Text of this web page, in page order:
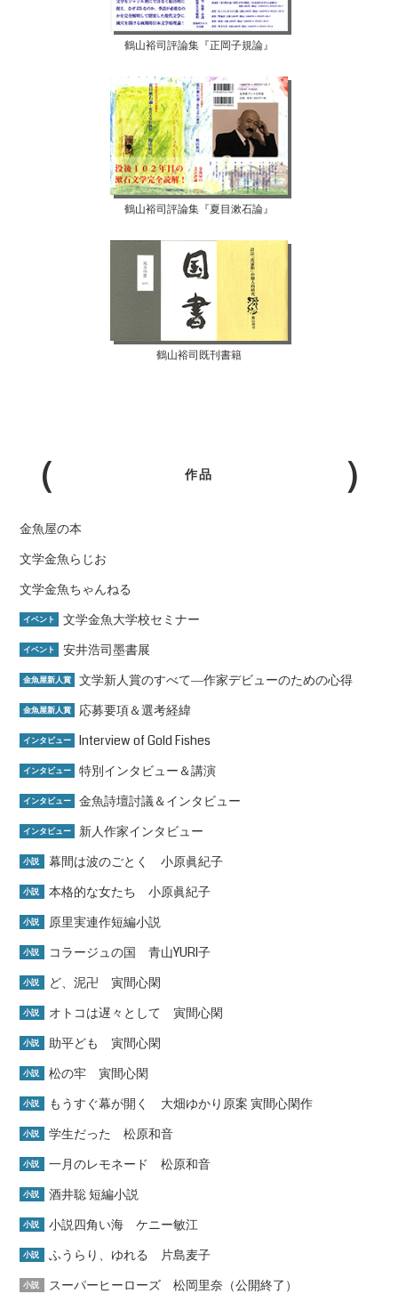
鶴山裕司評論集『正岡子規論』
鶴山裕司評論集『夏目漱石論』
鶴山裕司既刊書籍
作品
金魚屋の本
文学金魚らじお
文学金魚ちゃんねる
イベント 文学金魚大学校セミナー
イベント 安井浩司墨書展
金魚屋新人賞 文学新人賞のすべて―作家デビューのための心得
金魚屋新人賞 応募要項＆選考経緯
インタビュー Interview of Gold Fishes
インタビュー 特別インタビュー＆講演
インタビュー 金魚詩壇討議＆インタビュー
インタビュー 新人作家インタビュー
小説 幕間は波のごとく 小原眞紀子
小説 本格的な女たち 小原眞紀子
小説 原里実連作短編小説
小説 コラージュの国 青山YURI子
小説 ど、泥卍 寅間心閑
小説 オトコは遅々として 寅間心閑
小説 助平ども 寅間心閑
小説 松の牢 寅間心閑
小説 もうすぐ幕が開く 大畑ゆかり原案 寅間心閑作
小説 学生だった 松原和音
小説 一月のレモネード 松原和音
小説 酒井聡 短編小説
小説 小説四角い海 ケニー敏江
小説 ふうらり、ゆれる 片島麦子
小説 スーパーヒーローズ 松岡里奈（公開終了）